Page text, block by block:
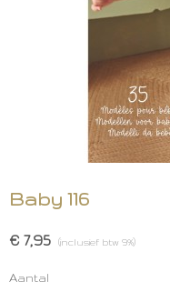
Baby 116
€ 7,95 (inclusief btw 9%)
Aantal